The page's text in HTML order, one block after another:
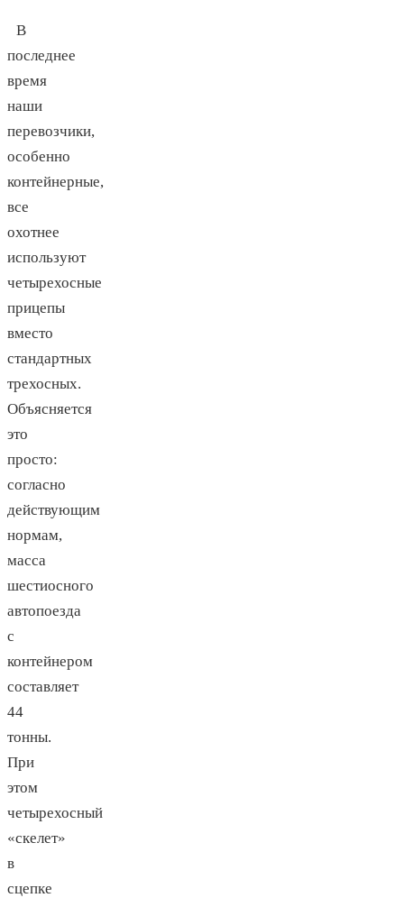
В
последнее
время
наши
перевозчики,
особенно
контейнерные,
все
охотнее
используют
четырехосные
прицепы
вместо
стандартных
трехосных.
Объясняется
это
просто:
согласно
действующим
нормам,
масса
шестиосного
автопоезда
с
контейнером
составляет
44
тонны.
При
этом
четырехосный
«скелет»
в
сцепке